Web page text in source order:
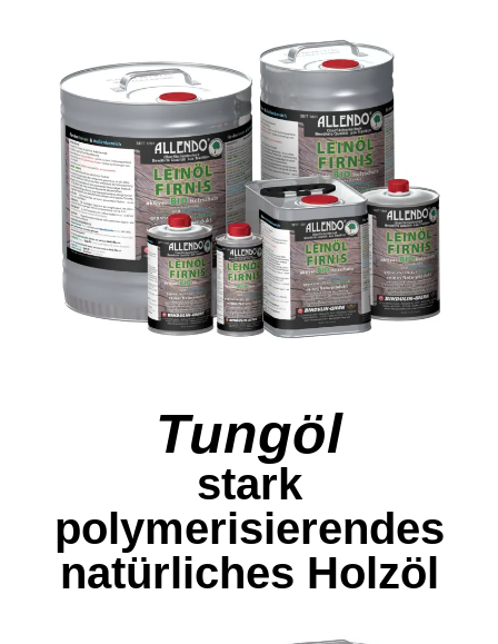
Tungöl
stark
polymerisierendes
natürliches Holzöl